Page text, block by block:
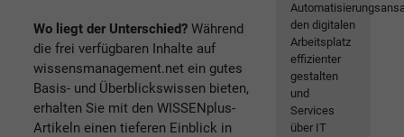
Wo liegt der Unterschied? Während
die frei verfügbaren Inhalte auf
wissensmanagement.net ein gutes
Basis- und Überblickswissen bieten,
erhalten Sie mit den WISSENplus-
Artikeln einen tieferen Einblick in
den digitalen
Arbeitsplatz
effizienter
gestalten
und
Services
über IT